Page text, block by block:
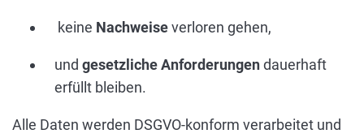
keine Nachweiseverloren gehen,
und gesetzliche Anforderungendauerhaft
erfüllt bleiben.
Alle Daten werden DSGVO-konform verarbeitet und